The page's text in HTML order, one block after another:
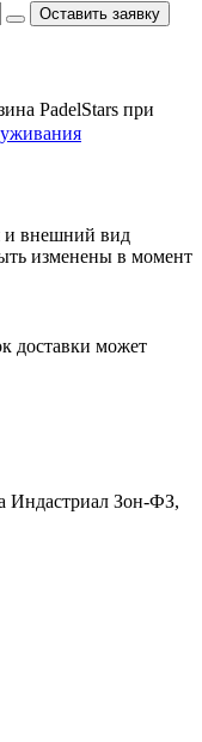
Оставить заявку
PadelStars при
и внешний вид
изменены в момент
доставки может
Индастриал Зон-ФЗ,